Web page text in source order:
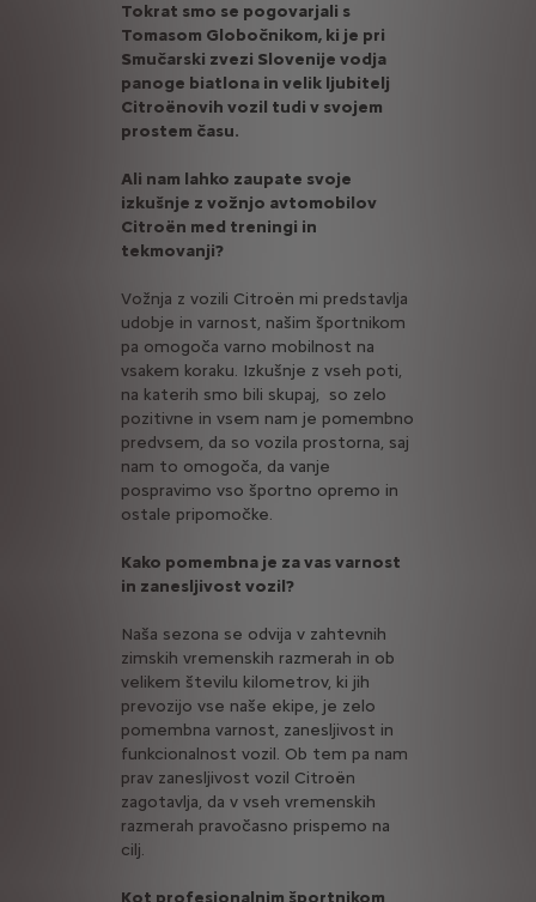
Tokrat smo se pogovarjali s
Tomasom Globočnikom, ki je pri
Smučarski zvezi Slovenije vodja
panoge biatlona in velik ljubitelj
Citroënovih vozil tudi v svojem
prostem času.
Ali nam lahko zaupate svoje
izkušnje z vožnjo avtomobilov
Citroën med treningi in
tekmovanji?
Vožnja z vozili Citroën mi predstavlja
udobje in varnost, našim športnikom
pa omogoča varno mobilnost na
vsakem koraku. Izkušnje z vseh poti,
na katerih smo bili skupaj, so zelo
pozitivne in vsem nam je pomembno
predvsem, da so vozila prostorna, saj
nam to omogoča, da vanje
pospravimo vso športno opremo in
ostale pripomočke.
Kako pomembna je za vas varnost
in zanesljivost vozil?
Naša sezona se odvija v zahtevnih
zimskih vremenskih razmerah in ob
velikem številu kilometrov, ki jih
prevozijo vse naše ekipe, je zelo
pomembna varnost, zanesljivost in
funkcionalnost vozil. Ob tem pa nam
prav zanesljivost vozil Citroën
zagotavlja, da v vseh vremenskih
razmerah pravočasno prispemo na
cilj.
Kot profesionalnim športnikom